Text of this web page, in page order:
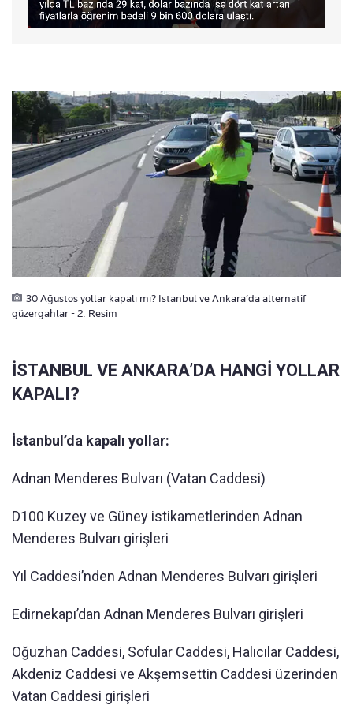
30 Ağustos yollar kapalı mı? İstanbul ve Ankara’da alternatif
güzergahlar - 2. Resim
İSTANBUL VE ANKARA’DA HANGİ YOLLAR
KAPALI?
İstanbul’da kapalı yollar:
Adnan Menderes Bulvarı (Vatan Caddesi)
D100 Kuzey ve Güney istikametlerinden Adnan
Menderes Bulvarı girişleri
Yıl Caddesi’nden Adnan Menderes Bulvarı girişleri
Edirnekapı’dan Adnan Menderes Bulvarı girişleri
Oğuzhan Caddesi, Sofular Caddesi, Halıcılar Caddesi,
Akdeniz Caddesi ve Akşemsettin Caddesi üzerinden
Vatan Caddesi girişleri